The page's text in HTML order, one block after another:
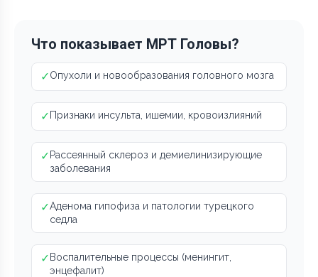
Что показывает МРТ Головы?
✓Опухоли и новообразования головного мозга
✓ Признаки инсульта, ишемии, кровоизлияний
✓ Рассеянный склероз и демиелинизирующие
заболевания
✓Аденома гипофиза и патологии турецкого
седла
✓ Воспалительные процессы (менингит,
энцефалит)